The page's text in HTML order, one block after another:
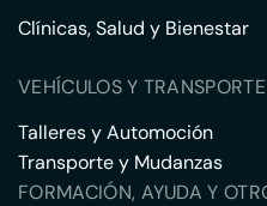
Clínicas, Salud y Bienestar
VEHÍCULOS Y TRANSPORTE
Talleres y Automoción
Transporte y Mudanzas
FORMACIÓN, AYUDA Y